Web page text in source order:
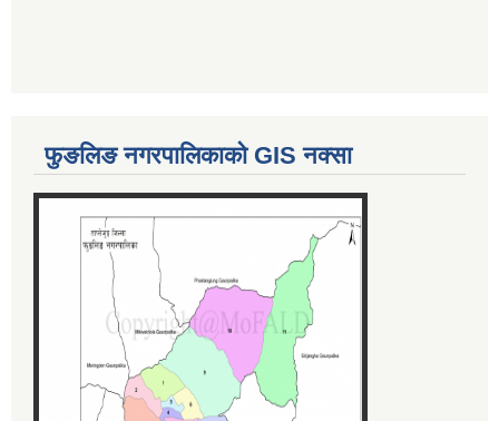
फुङलिङ नगरपालिकाको GIS नक्सा